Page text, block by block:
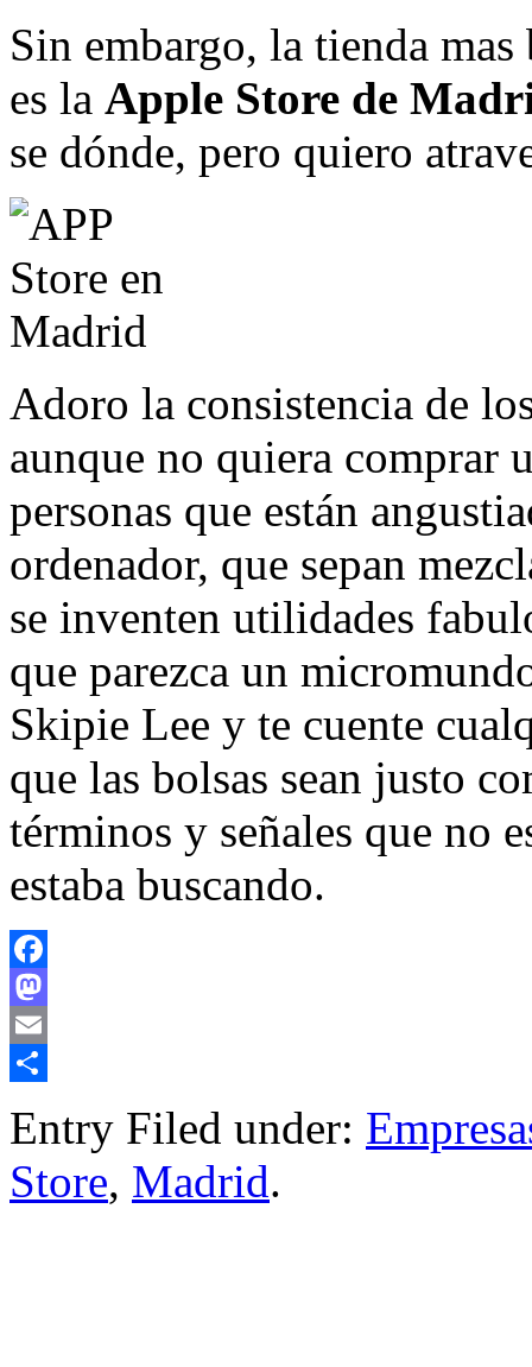
Sin embargo, la tienda
es la Apple Store de
se dónde, pero quiero
Adoro la consistencia de
aunque no quiera comprar
personas que están
ordenador, que sepan
se inventen utilidades
que parezca un
Skipie Lee y te cuente
que las bolsas sean justo
términos y señales que no
estaba buscando.
Facebook
Mastodon
Email
Entry Filed under:
Store, Madrid.